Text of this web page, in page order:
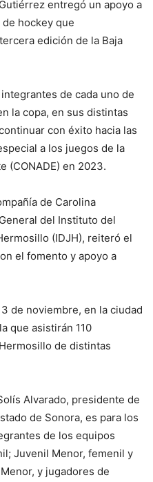
entregó un apoyo a
hockey que
edición de la Baja
de cada uno de
la copa, en sus distintas
con éxito hacia las
a los juegos de la
(CONADE) en 2023.
de Carolina
del Instituto del
(IDJH), reiteró el
el fomento y apoyo a
de noviembre, en la ciudad
que asistirán 110
de distintas
Alvarado, presidente de
de Sonora, es para los
de los equipos
Juvenil Menor, femenil y
y jugadores de